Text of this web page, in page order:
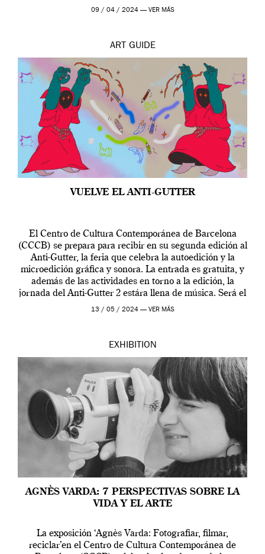
por […]
09 / 04 / 2024 — VER MÁS
ART GUIDE
VUELVE EL ANTI-GUTTER
El Centro de Cultura Contemporánea de Barcelona
(CCCB) se prepara para recibir en su segunda edición al
Anti-Gutter, la feria que celebra la autoedición y la
microedición gráfica y sonora. La entrada es gratuita, y
además de las actividades en torno a la edición, la
jornada del Anti-Gutter 2 estára llena de música. Será el
[…]
13 / 05 / 2024 — VER MÁS
EXHIBITION
AGNÈS VARDA: 7 PERSPECTIVAS SOBRE LA
VIDA Y EL ARTE
La exposición ‘Agnès Varda: Fotografiar, filmar,
reciclar’en el Centro de Cultura Contemporánea de